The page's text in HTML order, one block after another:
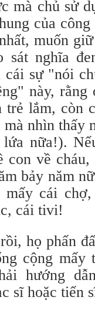
mà chủ sử
của
muốn
nghĩa
sự "nói
này,
trẻ lắm, còn
nhìn thấy
nữa!).
con về
bảy năm
mấy cái
cái tivi!
họ phấn
cộng mấy
hướng
sĩ hoặc tiến